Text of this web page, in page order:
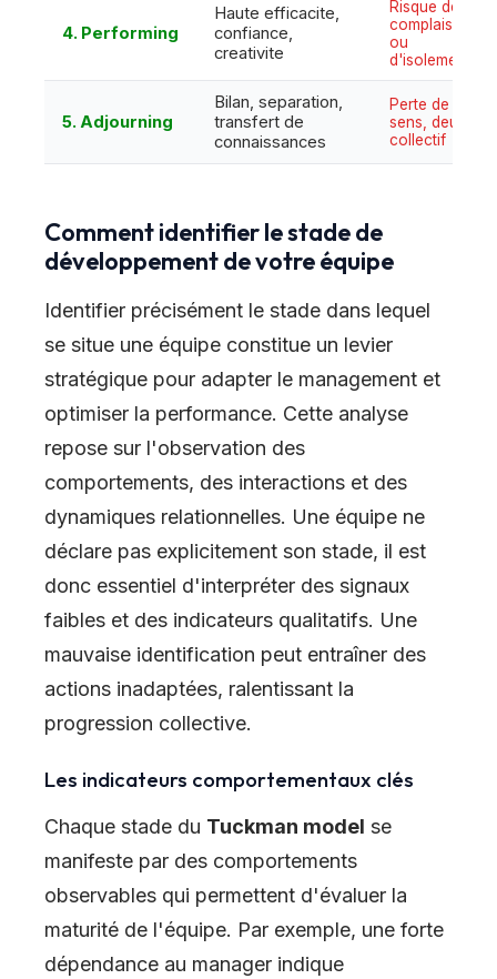
4. Performing
Haute efficacite,
confiance,
creativite
Risque de
complaisance
ou
d'isolement
5. Adjourning
Bilan, separation,
transfert de
connaissances
Perte de
sens, deuil du
collectif
Comment identifier le stade de
développement de votre équipe
Identifier précisément le stade dans lequel
se situe une équipe constitue un levier
stratégique pour adapter le management et
optimiser la performance. Cette analyse
repose sur l'observation des
comportements, des interactions et des
dynamiques relationnelles. Une équipe ne
déclare pas explicitement son stade, il est
donc essentiel d'interpréter des signaux
faibles et des indicateurs qualitatifs. Une
mauvaise identification peut entraîner des
actions inadaptées, ralentissant la
progression collective.
Les indicateurs comportementaux clés
Chaque stade du Tuckman model se
manifeste par des comportements
observables qui permettent d'évaluer la
maturité de l'équipe. Par exemple, une forte
dépendance au manager indique